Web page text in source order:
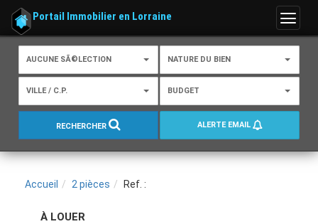
Menu
Portail Immobilier en Lorraine
AUCUNE SÃ©LECTION NATURE DU BIEN
VILLE / C.P. BUDGET
RECHERCHER ALERTE EMAIL
Accueil 2 pièces Ref. :
À LOUER